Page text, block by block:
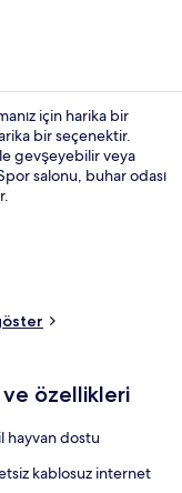
için harika bir
bir seçenektir.
gevşeyebilir veya
salonu, buhar odası
ve özellikleri
hayvan dostu
kablosuz internet